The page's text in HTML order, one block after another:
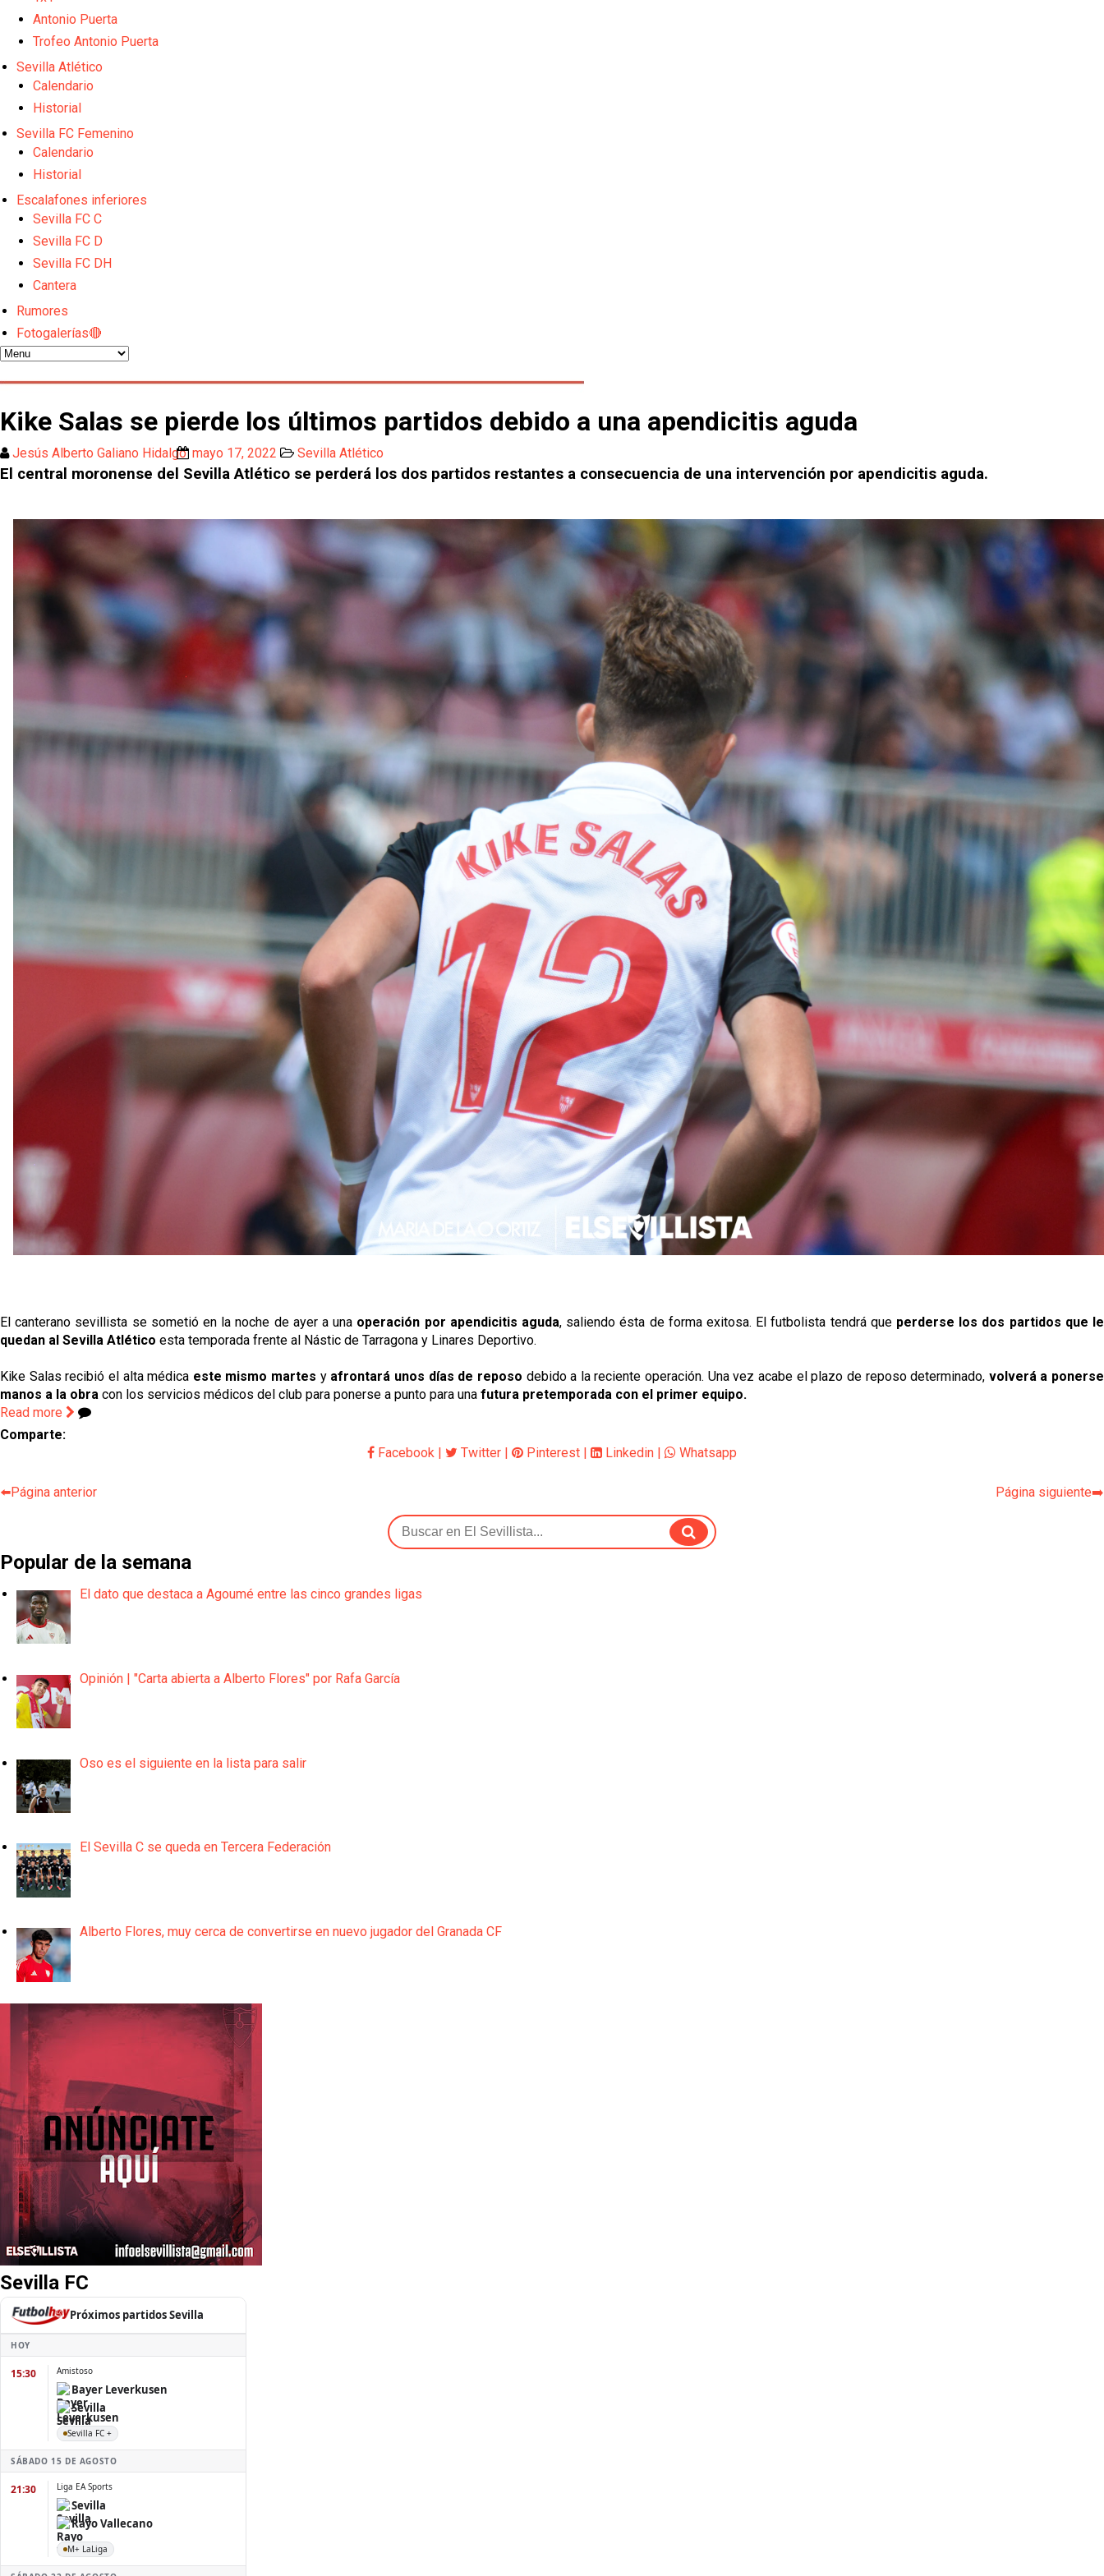
Kochorashvili, seria opción para reforzar el centro del campo sevillista
Sow muy cerca de cerrar su traspaso al Genoa
Banquillos confirmados: así queda la cantera del Sevilla Femenino para la 2026/27
Antonio Puerta
Trofeo Antonio Puerta
Sevilla Atlético
Calendario
Historial
Sevilla FC Femenino
Calendario
Historial
Escalafones inferiores
Sevilla FC C
Sevilla FC D
Sevilla FC DH
Cantera
Rumores
Fotogalerías🔴
Kike Salas se pierde los últimos partidos debido a una apendicitis aguda
Jesús Alberto Galiano Hidalgo mayo 17, 2022 Sevilla Atlético
El central moronense del Sevilla Atlético se perderá los dos partidos restantes a consecuencia de una intervención por apendicitis aguda.
El canterano sevillista se sometió en la noche de ayer a una operación por apendicitis aguda, saliendo ésta de forma exitosa. El futbolista tendrá que perderse los dos partidos que le
quedan al Sevilla Atlético esta temporada frente al Nástic de Tarragona y Linares Deportivo.
Kike Salas recibió el alta médica este mismo martes y afrontará unos días de reposo debido a la reciente operación. Una vez acabe el plazo de reposo determinado, volverá a ponerse
manos a la obra con los servicios médicos del club para ponerse a punto para una futura pretemporada con el primer equipo.
Read more
Comparte:
Facebook
Twitter Pinterest Linkedin Whatsapp
⬅️Página anterior Página siguiente➡️
Popular de la semana
El dato que destaca a Agoumé entre las cinco grandes ligas
Opinión | "Carta abierta a Alberto Flores" por Rafa García
Oso es el siguiente en la lista para salir
El Sevilla C se queda en Tercera Federación
Alberto Flores, muy cerca de convertirse en nuevo jugador del Granada CF
Sevilla FC